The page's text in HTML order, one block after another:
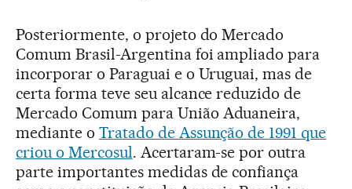
Posteriormente, o projeto do Mercado
Comum Brasil-Argentina foi ampliado para
incorporar o Paraguai e o Uruguai, mas de
certa forma teve seu alcance reduzido de
Mercado Comum para União Aduaneira,
mediante o Tratado de Assunção de 1991 que
criou o Mercosul. Acertaram-se por outra
parte importantes medidas de confiança